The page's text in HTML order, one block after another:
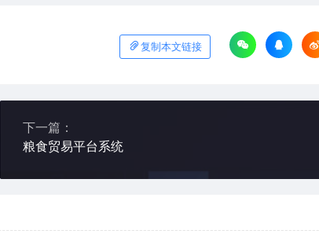
复制本文链接
下一篇：
粮食贸易平台系统